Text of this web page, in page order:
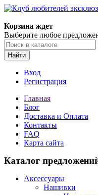
Корзина ждет
Выберите любое
Найти
Вход
Регистрация
Главная
Блог
Доставка и Оплата
Контакты
FAQ
Карта сайта
Каталог
Аксессуары
Нашивки